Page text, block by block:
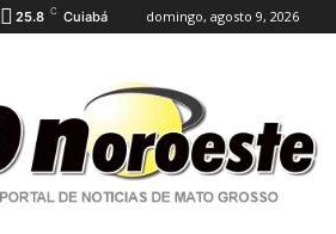
25.8 C Cuiabá domingo, agosto 9, 2026